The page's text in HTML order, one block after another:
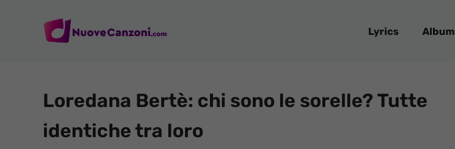
Lyrics Album
Loredana Bertè: chi sono le sorelle? Tutte
identiche tra loro